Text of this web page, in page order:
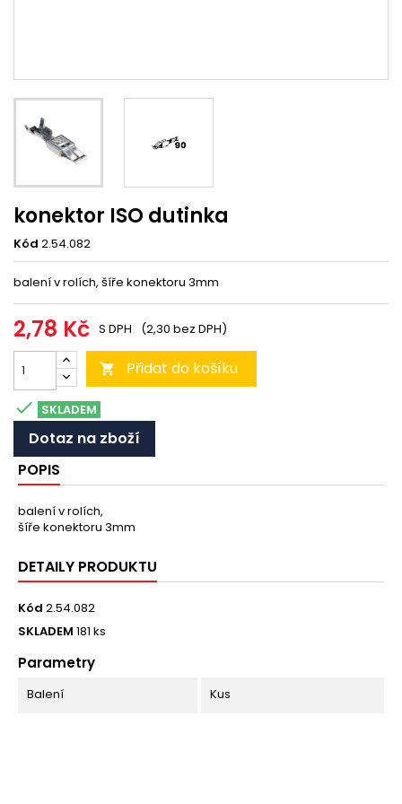
konektor ISO dutinka
Kód 2.54.082
balení v rolích, šíře konektoru 3mm
2,78 Kč S DPH (2,30 bez DPH)
 Přidat do košíku
 SKLADEM
Dotaz na zboží
POPIS
balení v rolích,
šíře konektoru 3mm
DETAILY PRODUKTU
Kód 2.54.082
SKLADEM 181 ks
Parametry
Balení Kus